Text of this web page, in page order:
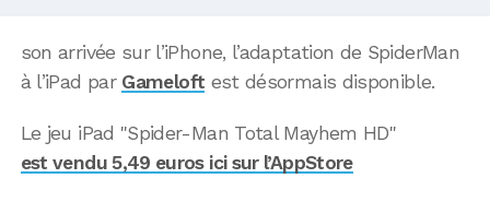
son arrivée sur l’iPhone, l’adaptation de SpiderMan
à l’iPad par Gameloft est désormais disponible.
Le jeu iPad "Spider-Man Total Mayhem HD"
est vendu 5,49 euros ici sur l’AppStore